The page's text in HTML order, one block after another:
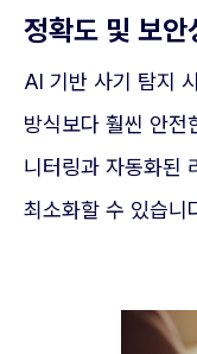
정확도 및 보안
AI 기반 사기 탐지
방식보다 훨씬 안전
니터링과 자동화된
최소화할 수 있습니